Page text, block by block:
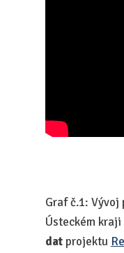
Graf č.1: Vývoj
Ústeckém kraji
dat projektu